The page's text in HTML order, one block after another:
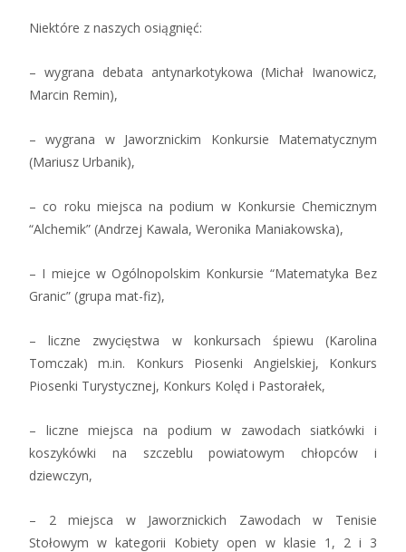
Niektóre z naszych osiągnięć:
– wygrana debata antynarkotykowa (Michał Iwanowicz,
Marcin Remin),
– wygrana w Jaworznickim Konkursie Matematycznym
(Mariusz Urbanik),
– co roku miejsca na podium w Konkursie Chemicznym
“Alchemik” (Andrzej Kawala, Weronika Maniakowska),
– I miejce w Ogólnopolskim Konkursie “Matematyka Bez
Granic” (grupa mat-fiz),
– liczne zwycięstwa w konkursach śpiewu (Karolina
Tomczak) m.in. Konkurs Piosenki Angielskiej, Konkurs
Piosenki Turystycznej, Konkurs Kolęd i Pastorałek,
– liczne miejsca na podium w zawodach siatkówki i
koszykówki na szczeblu powiatowym chłopców i
dziewczyn,
– 2 miejsca w Jaworznickich Zawodach w Tenisie
Stołowym w kategorii Kobiety open w klasie 1, 2 i 3